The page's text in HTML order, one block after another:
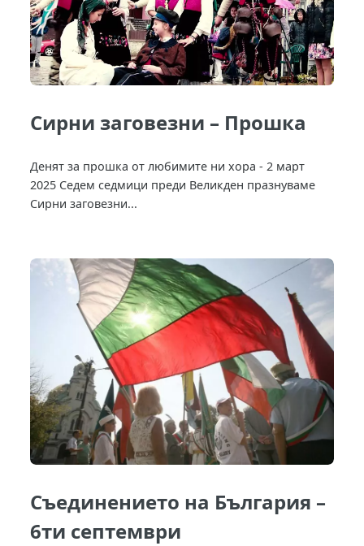
Сирни заговезни – Прошка
Денят за прошка от любимите ни хора - 2 март
2025 Седем седмици преди Великден празнуваме
Сирни заговезни...
Съединението на България –
6ти септември